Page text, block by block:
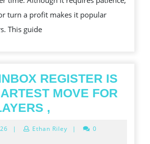
FOR
SUCCESS
turn a profit makes it popular
This guide
REGISTER IS
MOVE FOR
,
REGISTER
July| Ethan Riley |
0